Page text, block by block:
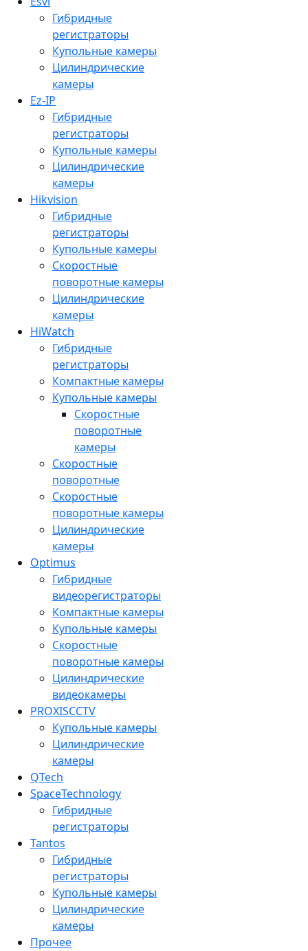
Гибридные
регистраторы
Купольные камеры
Цилиндрические
камеры
Ez-IP
Гибридные
регистраторы
Купольные камеры
Цилиндрические
камеры
Hikvision
Гибридные
регистраторы
Купольные камеры
Скоростные
поворотные камеры
Цилиндрические
камеры
HiWatch
Гибридные
регистраторы
Компактные камеры
Купольные камеры
Скоростные
поворотные
камеры
Скоростные
поворотные
Скоростные
поворотные камеры
Цилиндрические
камеры
Optimus
Гибридные
видеорегистраторы
Компактные камеры
Купольные камеры
Скоростные
поворотные камеры
Цилиндрические
видеокамеры
PROXISCCTV
Купольные камеры
Цилиндрические
камеры
QTech
SpaceTechnology
Гибридные
регистраторы
Tantos
Гибридные
регистраторы
Купольные камеры
Цилиндрические
камеры
Прочее